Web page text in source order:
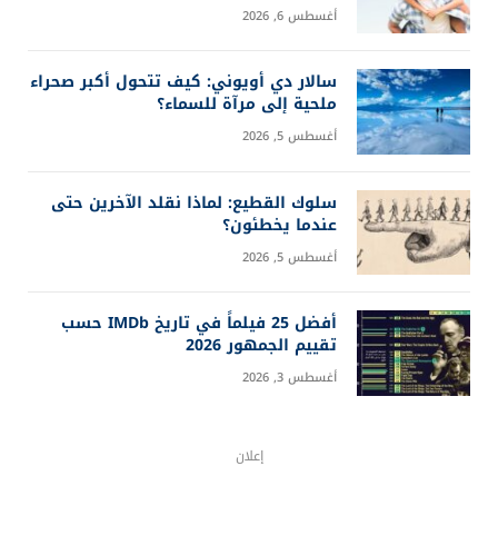
أغسطس 6, 2026
سالار دي أويوني: كيف تتحول أكبر صحراء
ملحية إلى مرآة للسماء؟
أغسطس 5, 2026
سلوك القطيع: لماذا نقلد الآخرين حتى
عندما يخطئون؟
أغسطس 5, 2026
أفضل 25 فيلماً في تاريخ IMDb حسب
تقييم الجمهور 2026
أغسطس 3, 2026
إعلان